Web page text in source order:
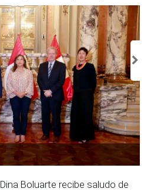
Boluarte recibe saludo de